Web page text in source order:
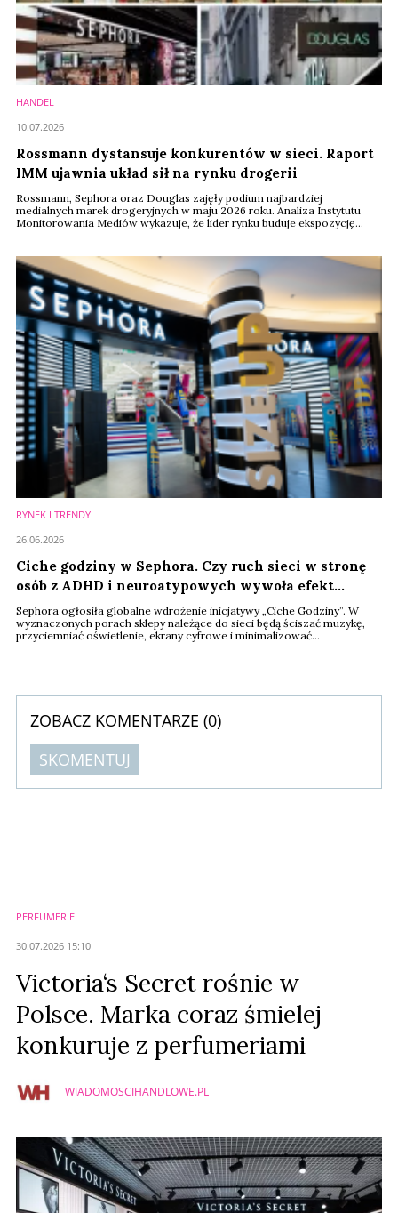
HANDEL
Rossmann dystansuje konkurentów w sieci. Raport
IMM ujawnia układ sił na rynku drogerii
Rossmann, Sephora oraz Douglas zajęły podium najbardziej
medialnych marek drogeryjnych w maju 2026 roku. Analiza Instytutu
Monitorowania Mediów wykazuje, że lider rynku buduje ekspozycję
resztę stawki.
10.07.2026
RYNEK I TRENDY
Ciche godziny w Sephora. Czy ruch sieci w stronę
osób z ADHD i neuroatypowych wywoła efekt
domina?
Sephora ogłosiła globalne wdrożenie inicjatywy „Ciche Godziny”. W
wyznaczonych porach sklepy należące do sieci będą ściszać muzykę,
przyciemniać oświetlenie, ekrany cyfrowe i minimalizować
26.06.2026
ZOBACZ KOMENTARZE (0)
SKOMENTUJ
PERFUMERIE
30.07.2026 15:10
Victoria‘s Secret rośnie w
Polsce. Marka coraz śmielej
konkuruje z perfumeriami
WIADOMOSCIHANDLOWE.PL